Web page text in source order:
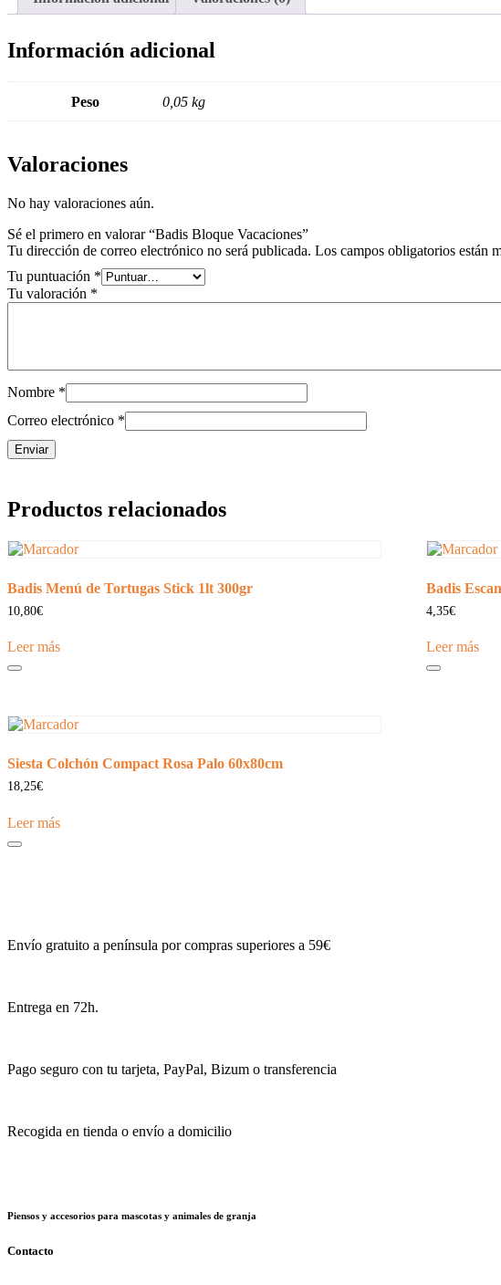
Información adicional
Peso 0,05 kg
Valoraciones
No hay valoraciones aún.
Sé el primero en valorar “Badis Bloque Vacaciones”
Tu dirección de correo electrónico no será publicada. Los campos obligatorios están
Tu puntuación *
Tu valoración *
Nombre *
Correo electrónico *
Productos relacionados
Badis Menú de Tortugas Stick 1lt 300gr
10,80€
Leer más
Badis
4,35€
Leer más
Siesta Colchón Compact Rosa Palo 60x80cm
18,25€
Leer más
Envío gratuito a península por compras superiores a 59€
Entrega en 72h.
Pago seguro con tu tarjeta, PayPal, Bizum o transferencia
Recogida en tienda o envío a domicilio
Piensos y accesorios para mascotas y animales de granja
Contacto